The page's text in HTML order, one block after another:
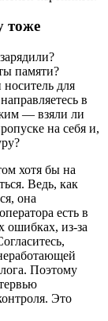
тоже
памяти?
для
в
— взяли ли
на себя и,
хотя бы на
Ведь, как
она
есть в
ошибках, из-за
Поэтому
Это